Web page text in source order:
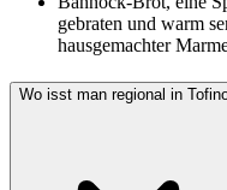
gebraten und warm
hausgemachter
Wo isst man regional in